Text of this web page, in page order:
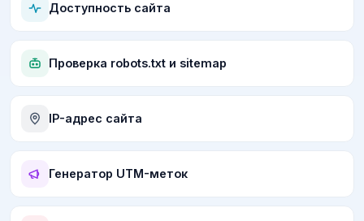
Доступность сайта
Проверка robots.txt и sitemap
IP-адрес сайта
Генератор UTM-меток